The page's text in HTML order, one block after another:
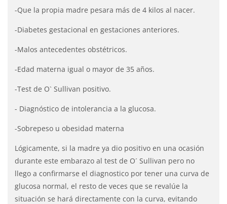
-Que la propia madre pesara más de 4 kilos al nacer.
-Diabetes gestacional en gestaciones anteriores.
-Malos antecedentes obstétricos.
-Edad materna igual o mayor de 35 años.
-Test de O` Sullivan positivo.
- Diagnóstico de intolerancia a la glucosa.
-Sobrepeso u obesidad materna
Lógicamente, si la madre ya dio positivo en una ocasión
durante este embarazo al test de O´ Sullivan pero no
llego a confirmarse el diagnostico por tener una curva de
glucosa normal, el resto de veces que se revalúe la
situación se hará directamente con la curva, evitando